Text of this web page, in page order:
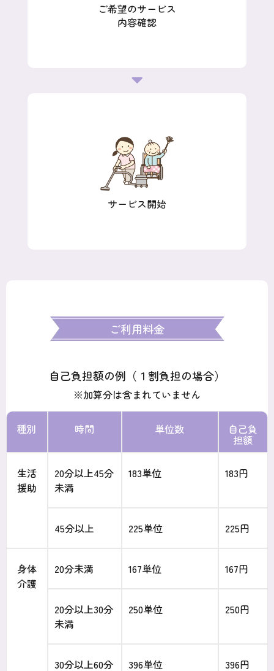
ご希望のサービス
内容確認
サービス開始
ご利用料金
自己負担額の例（１割負担の場合）
※加算分は含まれていません
種別 時間 単位数 自己負
担額
生活
援助
20分以上45分
未満
183単位 183円
45分以上 225単位 225円
身体
介護
20分未満 167単位 167円
20分以上30分
未満
250単位 250円
30分以上60分 396単位 396円